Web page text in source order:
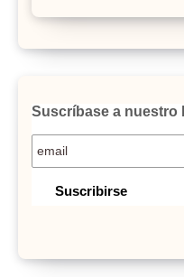
Suscríbase a nuestro